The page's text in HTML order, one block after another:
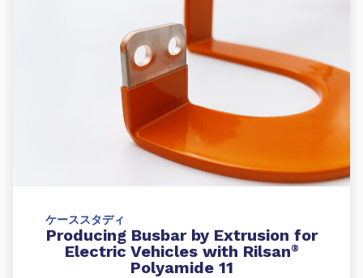
ケーススタディ
Producing Busbar by Extrusion for
Electric Vehicles with Rilsan®
Polyamide 11